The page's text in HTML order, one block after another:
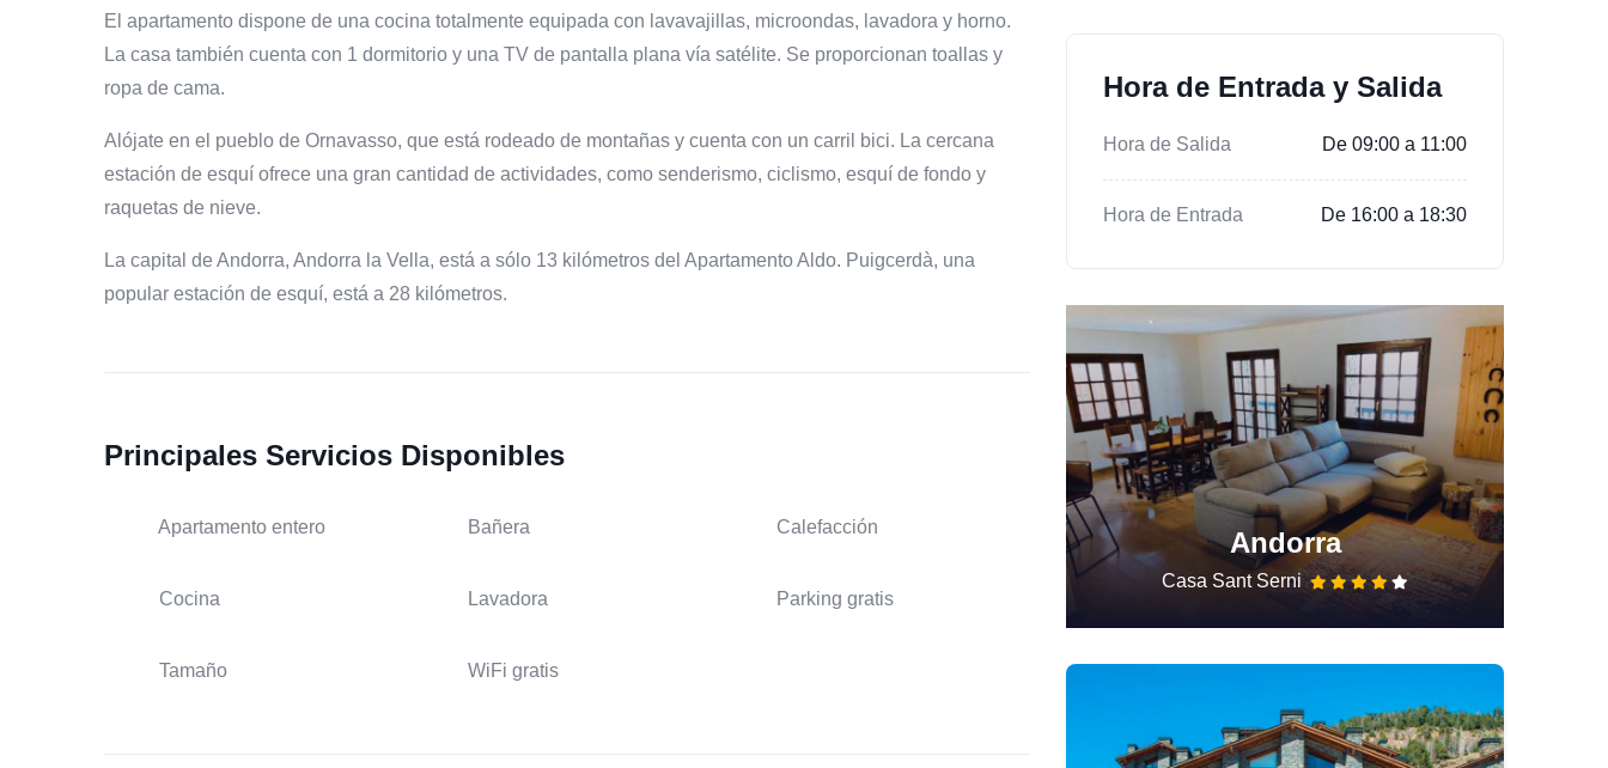
El apartamento dispone de una cocina totalmente equipada con lavavajillas, microondas, lavadora y horno.
La casa también cuenta con 1 dormitorio y una TV de pantalla plana vía satélite. Se proporcionan toallas y
ropa de cama.
Alójate en el pueblo de Ornavasso, que está rodeado de montañas y cuenta con un carril bici. La cercana
estación de esquí ofrece una gran cantidad de actividades, como senderismo, ciclismo, esquí de fondo y
raquetas de nieve.
La capital de Andorra, Andorra la Vella, está a sólo 13 kilómetros del Apartamento Aldo. Puigcerdà, una
popular estación de esquí, está a 28 kilómetros.
Principales Servicios Disponibles
Apartamento entero Bañera Calefacción
Cocina Lavadora Parking gratis
Tamaño WiFi gratis
Hora de Entrada y Salida
Hora de Salida De 09:00 a 11:00
Hora de Entrada De 16:00 a 18:30
Andorra
Casa Sant Serni